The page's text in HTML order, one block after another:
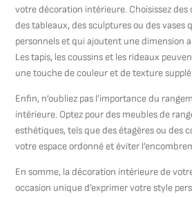
votre décoration intérieure. Choisissez
des tableaux, des sculptures ou des vases
personnels et qui ajoutent une dimension
Les tapis, les coussins et les rideaux
une touche de couleur et de texture
Enfin, n’oubliez pas l’importance du
intérieure. Optez pour des meubles de
esthétiques, tels que des étagères ou des
votre espace ordonné et éviter
En somme, la décoration intérieure de
occasion unique d’exprimer votre style